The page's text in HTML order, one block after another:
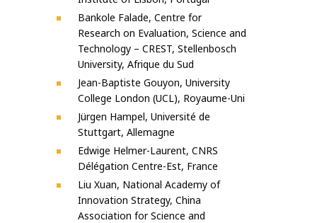
Bankole Falade, Centre for
Research on Evaluation, Science and
Technology – CREST, Stellenbosch
University, Afrique du Sud
Jean-Baptiste Gouyon, University
College London (UCL), Royaume-Uni
Jürgen Hampel, Université de
Stuttgart, Allemagne
Edwige Helmer-Laurent, CNRS
Délégation Centre-Est, France
Liu Xuan, National Academy of
Innovation Strategy, China
Association for Science and